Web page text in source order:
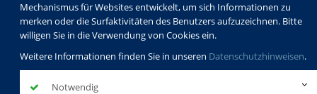
Mechanismus für Websites entwickelt, um sich Informationen zu
merken oder die Surfaktivitäten des Benutzers aufzuzeichnen. Bitte
willigen Sie in die Verwendung von Cookies ein.
Weitere Informationen finden Sie in unseren Datenschutzhinweisen.
Notwendig
Programm
Schulabschlüsse
Schulkindbetreuung
Service